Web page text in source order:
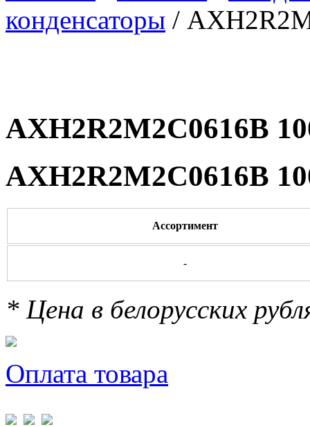
конденсаторы /
AXH2R2M2C0616B
AXH2R2M2C0616B
Ассортимент
-
* Цена в белорусских
Оплата товара